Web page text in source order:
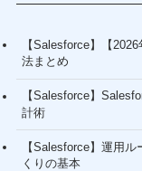
【Salesforce】【
法まとめ
【Salesforce】
計術
【Salesforce】運用
くりの基本